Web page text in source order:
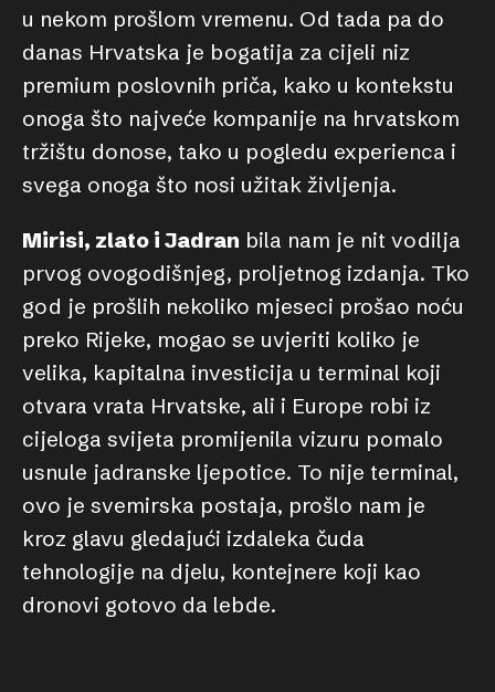
u nekom prošlom vremenu. Od tada pa do
danas Hrvatska je bogatija za cijeli niz
premium poslovnih priča, kako u kontekstu
onoga što najveće kompanije na hrvatskom
tržištu donose, tako u pogledu experienca i
svega onoga što nosi užitak življenja.
Mirisi, zlato i Jadran bila nam je nit vodilja
prvog ovogodišnjeg, proljetnog izdanja. Tko
god je prošlih nekoliko mjeseci prošao noću
preko Rijeke, mogao se uvjeriti koliko je
velika, kapitalna investicija u terminal koji
otvara vrata Hrvatske, ali i Europe robi iz
cijeloga svijeta promijenila vizuru pomalo
usnule jadranske ljepotice. To nije terminal,
ovo je svemirska postaja, prošlo nam je
kroz glavu gledajući izdaleka čuda
tehnologije na djelu, kontejnere koji kao
dronovi gotovo da lebde.